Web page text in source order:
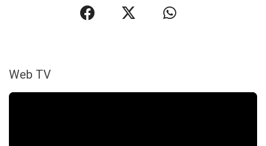
Web TV